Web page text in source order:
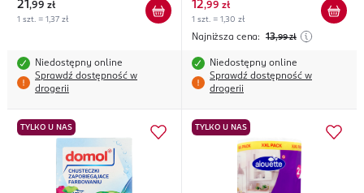
21 ,99 zł
1 szt. = 1,37 zł
Niedostępny online
Sprawdź dostępność w
drogerii
12,99 zł
1 szt. = 1,30 zł
Najniższa cena: 13,99 zł
Niedostępny online
Sprawdź dostępność w
drogerii
TYLKO U NAS TYLKO U NAS